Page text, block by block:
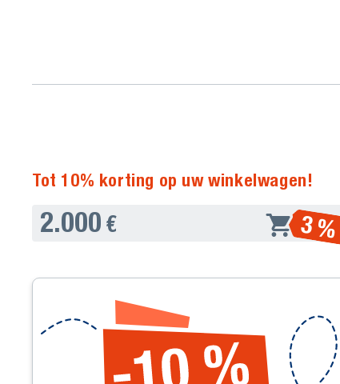
Tot 10% korting op uw winkelwagen!
2.000 € 3 %